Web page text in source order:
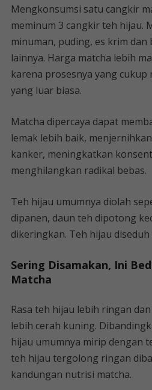
Mengkonsumsi satu cangkir
meminum 3 cangkir teh hijau.
minuman, puding, es krim dan
lainnya. Harga matcha lebih
karena prosesnya yang
yang luar biasa.
Matcha dipercaya dapat
lemak lebih baik,
kanker, meningkatkan
menghilangkan radikal bebas.
Teh hijau umumnya diolah
dipanen, daun teh dipotong
dikeringkan. Teh hijau
Sering Disamakan, Ini
Matcha
Rasa teh hijau lebih ringan
lebih cerah kuning.
hijau umumnya mirip dengan
teh hijau tergolong ringan
kandungan nutrisi matcha.